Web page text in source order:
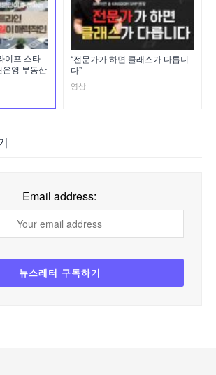
이프 스타
은영 부동산
“전문가가 하면 클래스가 다릅니
다”
영상
Email address: